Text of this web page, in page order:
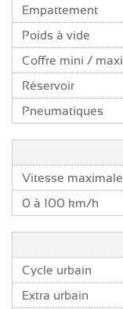
Empattement
Poids à vide
Coffre mini / maxi
Réservoir
Pneumatiques
Vitesse maximale
0 à 100 km/h
Cycle urbain
Extra urbain